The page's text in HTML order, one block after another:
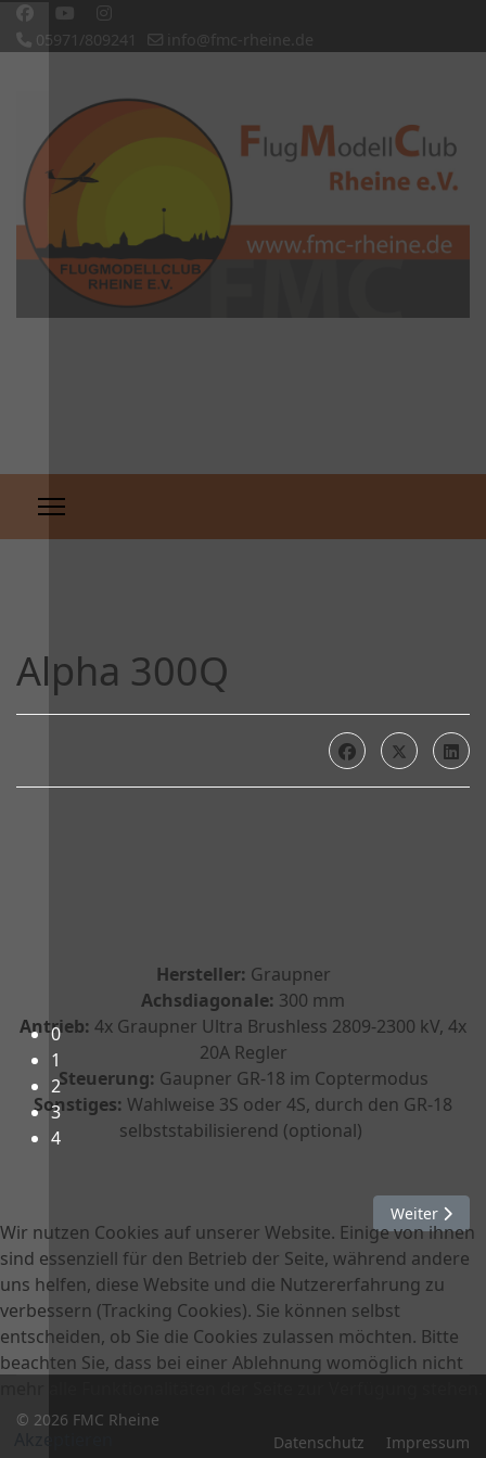
05971/809241 info@fmc-rheine.de
Herzlich Willkommen beim FMC-Rheine e.V.!
0
1
2
3
4
Alpha 300Q
Hersteller: Graupner
Achsdiagonale: 300 mm
Antrieb: 4x Graupner Ultra Brushless 2809-2300 kV, 4x
20A Regler
Steuerung: Gaupner GR-18 im Coptermodus
Sonstiges: Wahlweise 3S oder 4S, durch den GR-18
selbststabilisierend (optional)
Nächster
Weiter
© 2026 FMC Rheine
Datenschutz
Impressum
Wir nutzen Cookies auf unserer Website. Einige von ihnen
sind essenziell für den Betrieb der Seite, während andere
uns helfen, diese Website und die Nutzererfahrung zu
verbessern (Tracking Cookies). Sie können selbst
entscheiden, ob Sie die Cookies zulassen möchten. Bitte
beachten Sie, dass bei einer Ablehnung womöglich nicht